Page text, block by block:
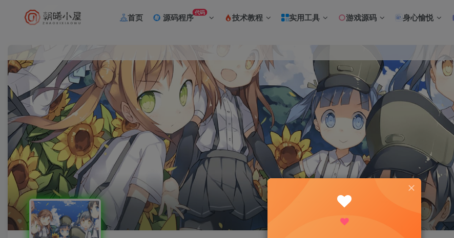
首页 源码程序代码 技术教程 实用工具 游戏源码 身心愉悦